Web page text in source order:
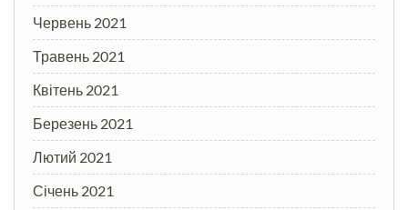
Червень 2021
Травень 2021
Квітень 2021
Березень 2021
Лютий 2021
Січень 2021